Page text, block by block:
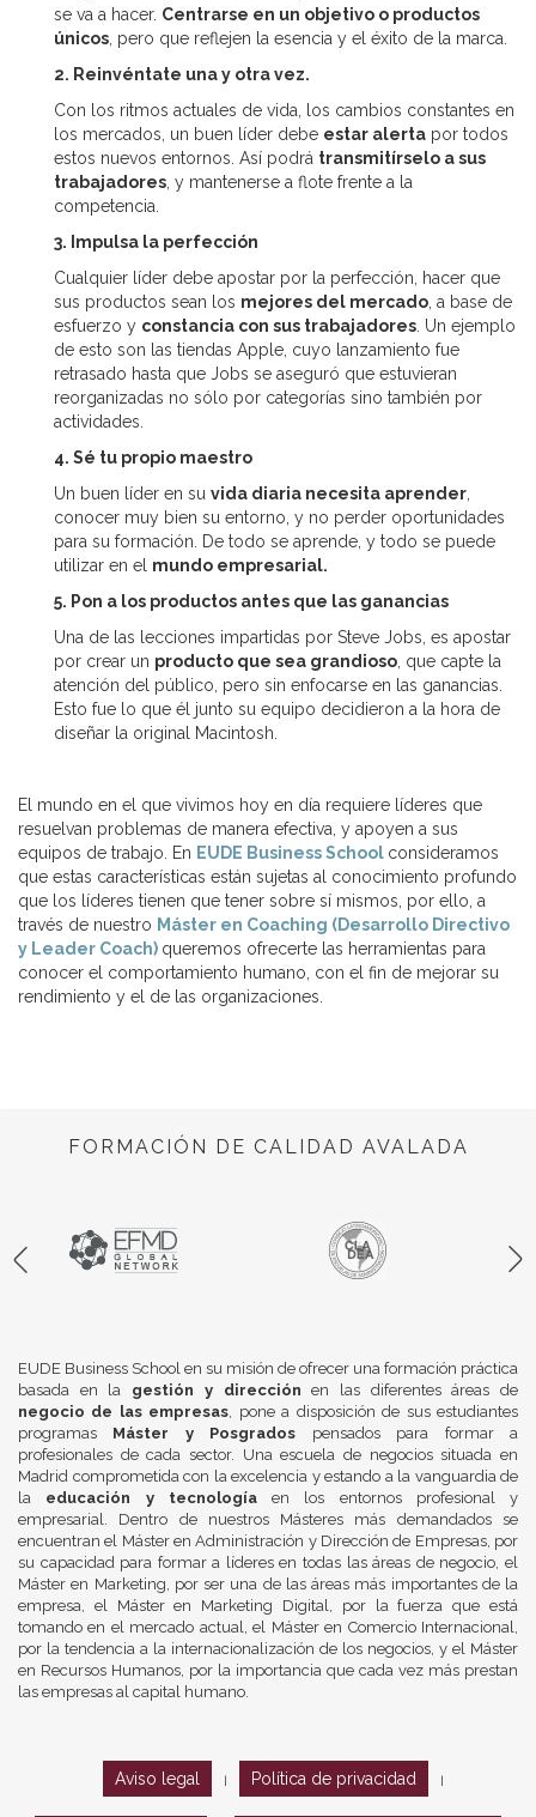
se va a hacer. Centrarse en un objetivo o productos
únicos, pero que reflejen la esencia y el éxito de la marca.
2. Reinvéntate una y otra vez.
Con los ritmos actuales de vida, los cambios constantes en
los mercados, un buen líder debe estar alerta por todos
estos nuevos entornos. Así podrá transmitírselo a sus
trabajadores, y mantenerse a flote frente a la
competencia.
3. Impulsa la perfección
Cualquier líder debe apostar por la perfección, hacer que
sus productos sean los mejores del mercado, a base de
esfuerzo y constancia con sus trabajadores. Un ejemplo
de esto son las tiendas Apple, cuyo lanzamiento fue
retrasado hasta que Jobs se aseguró que estuvieran
reorganizadas no sólo por categorías sino también por
actividades.
4. Sé tu propio maestro
Un buen líder en su vida diaria necesita aprender,
conocer muy bien su entorno, y no perder oportunidades
para su formación. De todo se aprende, y todo se puede
utilizar en el mundo empresarial.
5. Pon a los productos antes que las ganancias
Una de las lecciones impartidas por Steve Jobs, es apostar
por crear un producto que sea grandioso, que capte la
atención del público, pero sin enfocarse en las ganancias.
Esto fue lo que él junto su equipo decidieron a la hora de
diseñar la original Macintosh.
El mundo en el que vivimos hoy en día requiere líderes que
resuelvan problemas de manera efectiva, y apoyen a sus
equipos de trabajo. En EUDE Business School consideramos
que estas características están sujetas al conocimiento profundo
que los líderes tienen que tener sobre sí mismos, por ello, a
través de nuestro Máster en Coaching (Desarrollo Directivo
y Leader Coach) queremos ofrecerte las herramientas para
conocer el comportamiento humano, con el fin de mejorar su
rendimiento y el de las organizaciones.
FORMACIÓN DE CALIDAD AVALADA
EUDE Business School en su misión de ofrecer una formación práctica
basada en la gestión y dirección en las diferentes áreas de
negocio de las empresas, pone a disposición de sus estudiantes
programas Máster y Posgrados pensados para formar a
profesionales de cada sector. Una escuela de negocios situada en
Madrid comprometida con la excelencia y estando a la vanguardia de
la educación y tecnologíaen los entornos profesional y
empresarial. Dentro de nuestros Másteres más demandados se
encuentran el Máster en Administración y Dirección de Empresas, por
su capacidad para formar a líderes en todas las áreas de negocio, el
Máster en Marketing, por ser una de las áreas más importantes de la
empresa, el Máster en Marketing Digital, por la fuerza que está
tomando en el mercado actual, el Máster en Comercio Internacional,
por la tendencia a la internacionalización de los negocios, y el Máster
en Recursos Humanos, por la importancia que cada vez más prestan
las empresas al capital humano.
Aviso legal Política de privacidad